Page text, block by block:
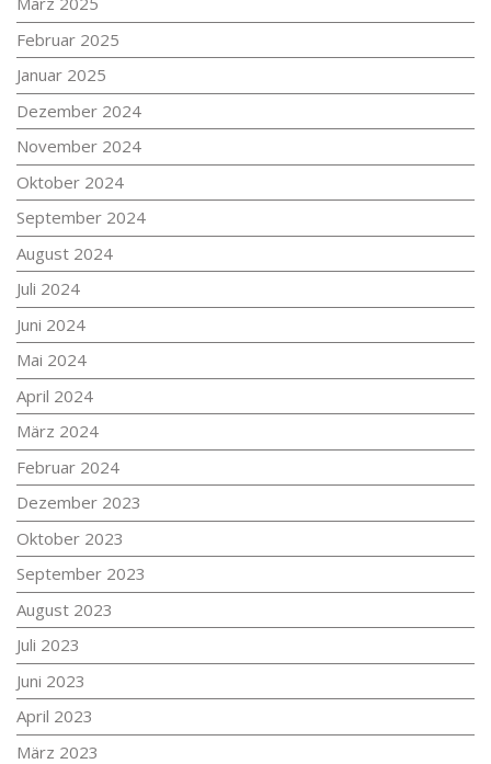
Februar 2025
Januar 2025
Dezember 2024
November 2024
Oktober 2024
September 2024
August 2024
Juli 2024
Juni 2024
Mai 2024
April 2024
März 2024
Februar 2024
Dezember 2023
Oktober 2023
September 2023
August 2023
Juli 2023
Juni 2023
April 2023
März 2023